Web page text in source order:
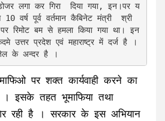
लगा कर गिरा  दिया गया, इन।पर य
वर्ष पूर्व वर्तमान कैबिनेट मंत्री  श्री
पर रिमोट बम से हमला किया गया था। इन
उत्तर प्रदेश एवं महाराष्ट्र में दर्ज है ।
पर शक्त कार्यवाही करने का
। इसके तहत भूमाफिया तथा
रही है । सरकार के इस अभियान